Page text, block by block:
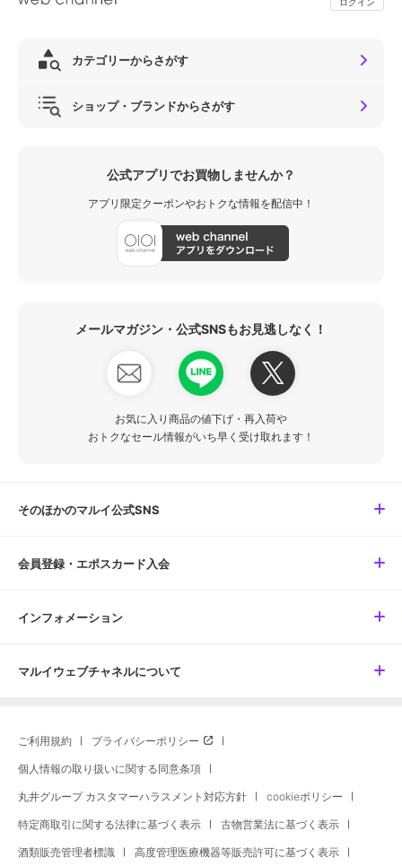
カテゴリーからさがす
ショップ・ブランドからさがす
公式アプリでお買物しませんか？
アプリ限定クーポンやおトクな情報を配信中！
メールマガジン・公式SNSもお見逃しなく！
お気に入り商品の値下げ・再入荷や
おトクなセール情報がいち早く受け取れます！
そのほかのマルイ公式SNS
会員登録・エポスカード入会
インフォメーション
マルイウェブチャネルについて
ご利用規約 プライバシーポリシー
個人情報の取り扱いに関する同意条項
丸井グループ カスタマーハラスメント対応方針 cookieポリシー
特定商取引に関する法律に基づく表示 古物営業法に基づく表示
酒類販売管理者標識 高度管理医療機器等販売許可に基づく表示